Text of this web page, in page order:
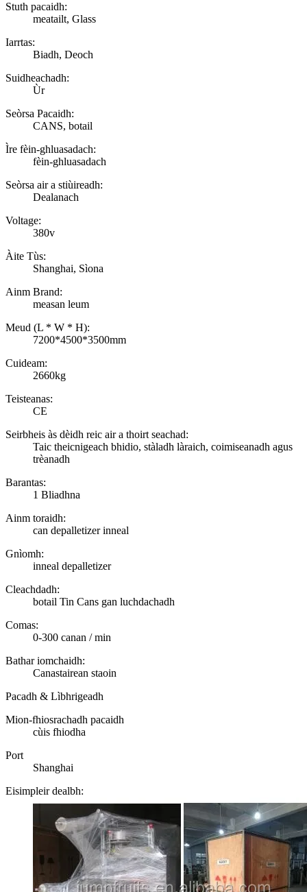
Stuth pacaidh:
meatailt, Glass
Iarrtas:
Biadh, Deoch
Suidheachadh:
Ùr
Seòrsa Pacaidh:
CANS, botail
Ìre fèin-ghluasadach:
fèin-ghluasadach
Seòrsa air a stiùireadh:
Dealanach
Voltage:
380v
Àite Tùs:
Shanghai, Sìona
Ainm Brand:
measan leum
Meud (L * W * H):
7200*4500*3500mm
Cuideam:
2660kg
Teisteanas:
CE
Seirbheis às dèidh reic air a thoirt seachad:
Taic theicnigeach bhidio, stàladh làraich, coimiseanadh agus
trèanadh
Barantas:
1 Bliadhna
Ainm toraidh:
can depalletizer inneal
Gnìomh:
inneal depalletizer
Cleachdadh:
botail Tin Cans gan luchdachadh
Comas:
0-300 canan / min
Bathar iomchaidh:
Canastairean staoin
Pacadh & Lìbhrigeadh
Mion-fhiosrachadh pacaidh
cùis fhiodha
Port
Shanghai
Eisimpleir dealbh: